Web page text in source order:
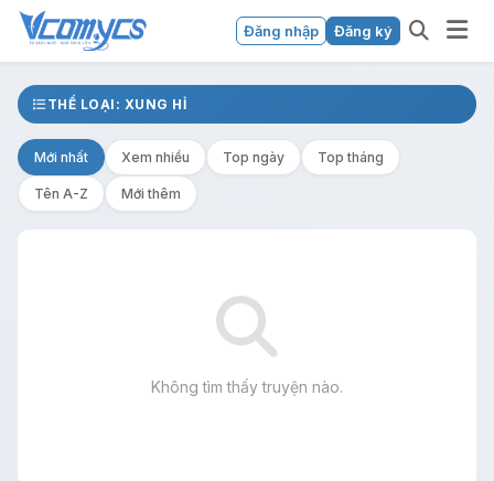
Đăng nhập Đăng ký
THỂ LOẠI: XUNG HỈ
Mới nhất Xem nhiều Top ngày Top tháng
Tên A-Z Mới thêm
Không tìm thấy truyện nào.